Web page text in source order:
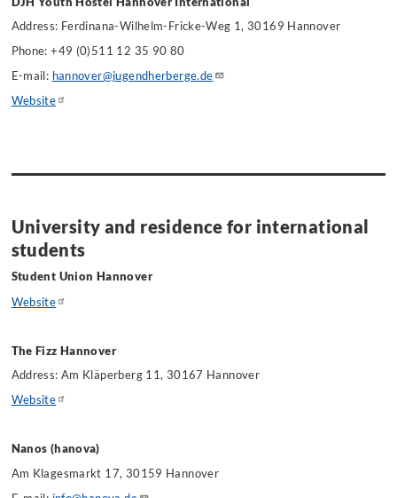
Address: Ferdinana-Wilhelm-Fricke-Weg 1, 30169 Hannover
Phone: +49 (0)511 12 35 90 80
E-mail: hannover@jugendherberge.de
Website
University and residence for international
students
Student Union Hannover
Website
The Fizz Hannover
Address: Am Kläperberg 11, 30167 Hannover
Website
Nanos (hanova)
Am Klagesmarkt 17, 30159 Hannover